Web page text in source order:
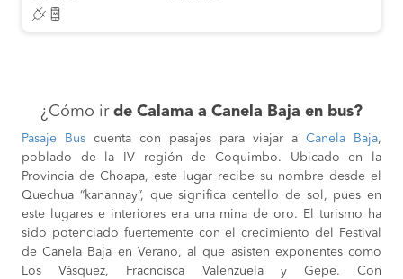
¿Cómo ir de Calama a Canela Baja en bus?
Pasaje Bus cuenta con pasajes para viajar a Canela Baja,
poblado de la IV región de Coquimbo. Ubicado en la
Provincia de Choapa, este lugar recibe su nombre desde el
Quechua “kanannay”, que significa centello de sol, pues en
este lugares e interiores era una mina de oro. El turismo ha
sido potenciado fuertemente con el crecimiento del Festival
de Canela Baja en Verano, al que asisten exponentes como
Los Vásquez, Fracncisca Valenzuela y Gepe. Con